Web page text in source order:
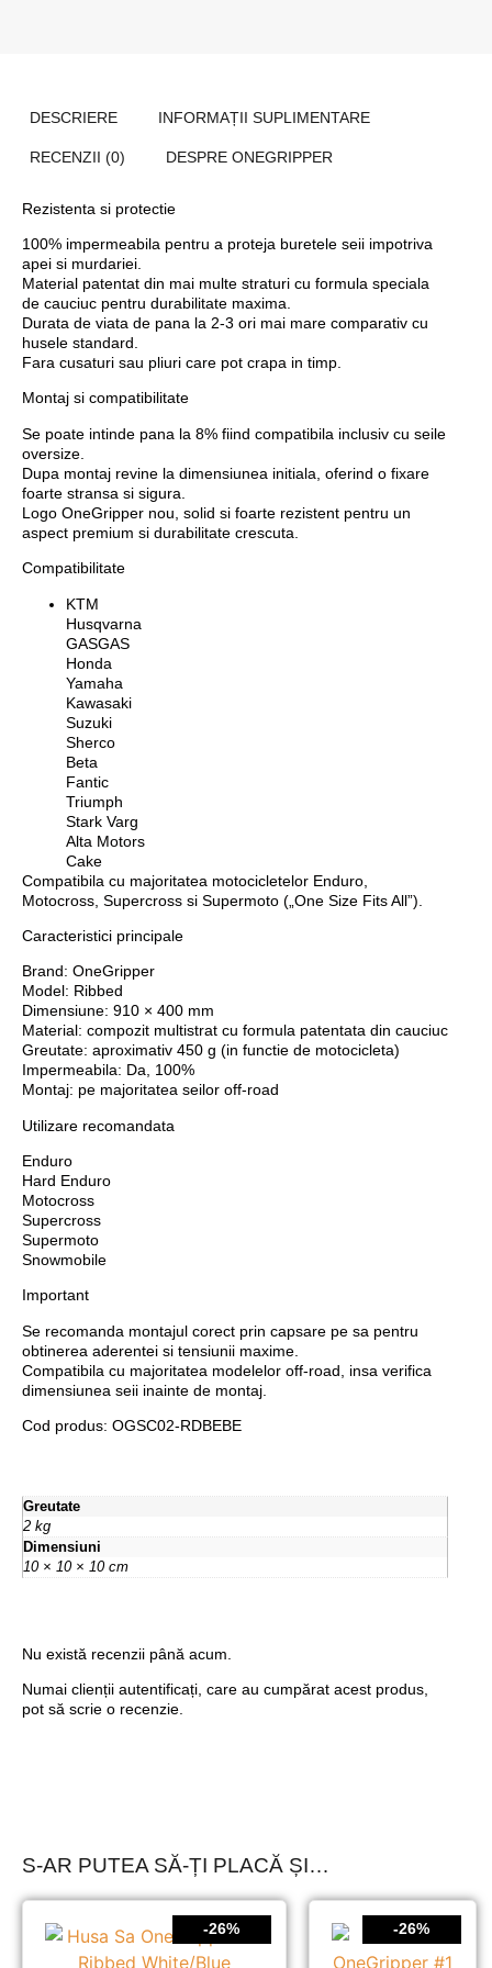
DESCRIERE INFORMAȚII SUPLIMENTARE
RECENZII (0) DESPRE ONEGRIPPER
Rezistenta si protectie
100% impermeabila pentru a proteja buretele seii impotriva
apei si murdariei.
Material patentat din mai multe straturi cu formula speciala
de cauciuc pentru durabilitate maxima.
Durata de viata de pana la 2-3 ori mai mare comparativ cu
husele standard.
Fara cusaturi sau pliuri care pot crapa in timp.
Montaj si compatibilitate
Se poate intinde pana la 8% fiind compatibila inclusiv cu seile
oversize.
Dupa montaj revine la dimensiunea initiala , oferind o fixare
foarte stransa si sigura.
Logo OneGripper nou, solid si foarte rezistent pentru un
aspect premium si durabilitate crescuta.
Compatibilitate
KTM
Husqvarna
GASGAS
Honda
Yamaha
Kawasaki
Suzuki
Sherco
Beta
Fantic
Triumph
Stark Varg
Alta Motors
Cake
Compatibila cu majoritatea motocicletelor Enduro,
Motocross, Supercross si Supermoto („One Size Fits All”).
Caracteristici principale
Brand: OneGripper
Model: Ribbed
Dimensiune: 910 × 400 mm
Material: compozit multistrat cu formula patentata din cauciuc
Greutate: aproximativ 450 g (in functie de motocicleta)
Impermeabila: Da, 100%
Montaj: pe majoritatea seilor off-road
Utilizare recomandata
Enduro
Hard Enduro
Motocross
Supercross
Supermoto
Snowmobile
Important
Se recomanda montajul corect prin capsare pe sa pentru
obtinerea aderentei si tensiunii maxime.
Compatibila cu majoritatea modelelor off-road, insa verifica
dimensiunea seii inainte de montaj.
Cod produs: OGSC02-RDBEBE
Greutate
2 kg
Dimensiuni
10 × 10 × 10 cm
Nu există recenzii până acum.
Numai clienții autentificați, care au cumpărat acest produs,
pot să scrie o recenzie.
S-AR PUTEA SĂ-ȚI PLACĂ ȘI…
-26% -26%